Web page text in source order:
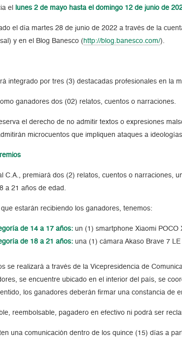
el lunes 2 de mayo hasta el domingo 12 de junio de
el día martes 28 de junio de 2022 a través de la
y en el Blog Banesco ( http://blog.banesco.com/).
integrado por tres (3) destacadas profesionales en la
ganadores dos (02) relatos, cuentos o narraciones.
el derecho de no admitir textos o expresiones
microcuentos que impliquen ataques a
C.A., premiará dos (2) relatos, cuentos o
a 21 años de edad.
estarán recibiendo los ganadores, tenemos:
de 14 a 17 años: un (1) smartphone Xiaomi POCO
de 18 a 21 años:una (1) cámara Akaso Brave 7 LE
se realizará a través de la Vicepresidencia de
se encuentre ubicado en el interior del país, se
los ganadores deberán firmar una constancia de
reembolsable, pagadero en efectivo ni podrá ser
una comunicación dentro de los quince (15) días a